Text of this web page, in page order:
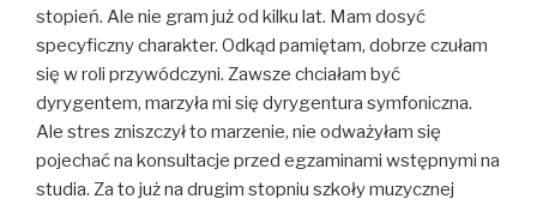
stopień. Ale nie gram już od kilku lat. Mam dosyć
specyficzny charakter. Odkąd pamiętam, dobrze czułam
się w roli przywódczyni. Zawsze chciałam być
dyrygentem, marzyła mi się dyrygentura symfoniczna.
Ale stres zniszczył to marzenie, nie odważyłam się
pojechać na konsultacje przed egzaminami wstępnymi na
studia. Za to już na drugim stopniu szkoły muzycznej